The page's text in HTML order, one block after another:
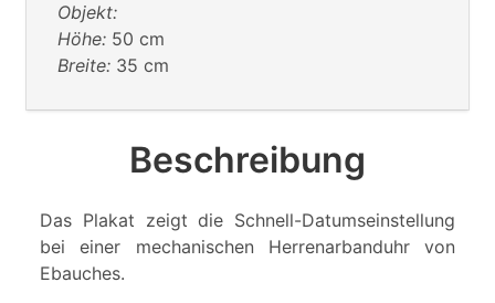
Objekt:
Höhe: 50 cm
Breite: 35 cm
Beschreibung
Das Plakat zeigt die Schnell-Datumseinstellung
bei einer mechanischen Herrenarbanduhr von
Ebauches.